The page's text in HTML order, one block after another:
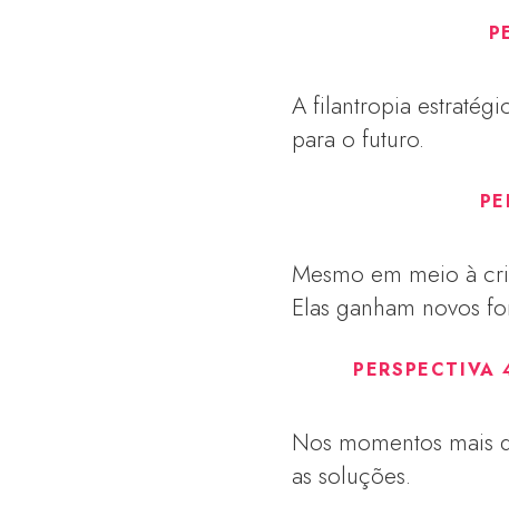
A filantropia
para o futuro.
Mesmo em meio à
Elas ganham novos
Nos momentos mais
as soluções.